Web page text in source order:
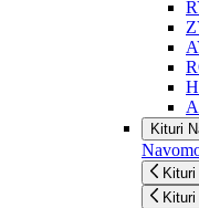
Kituri